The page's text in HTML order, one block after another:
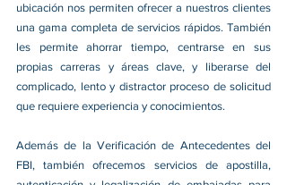
ubicación nos permiten ofrecer a nuestros clientes
una gama completa de servicios rápidos. También
les permite ahorrar tiempo, centrarse en sus
propias carreras y áreas clave, y liberarse del
complicado, lento y distractor proceso de solicitud
que requiere experiencia y conocimientos.
Además de la Verificación de Antecedentes del
FBI, también ofrecemos servicios de apostilla,